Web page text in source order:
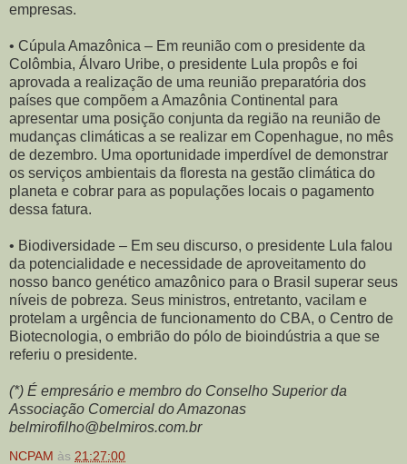
empresas.
• Cúpula Amazônica – Em reunião com o presidente da
Colômbia, Álvaro Uribe, o presidente Lula propôs e foi
aprovada a realização de uma reunião preparatória dos
países que compõem a Amazônia Continental para
apresentar uma posição conjunta da região na reunião de
mudanças climáticas a se realizar em Copenhague, no mês
de dezembro. Uma oportunidade imperdível de demonstrar
os serviços ambientais da floresta na gestão climática do
planeta e cobrar para as populações locais o pagamento
dessa fatura.
• Biodiversidade – Em seu discurso, o presidente Lula falou
da potencialidade e necessidade de aproveitamento do
nosso banco genético amazônico para o Brasil superar seus
níveis de pobreza. Seus ministros, entretanto, vacilam e
protelam a urgência de funcionamento do CBA, o Centro de
Biotecnologia, o embrião do pólo de bioindústria a que se
referiu o presidente.
(*) É empresário e membro do Conselho Superior da
Associação Comercial do Amazonas
belmirofilho@belmiros.com.br
NCPAM às 21:27:00